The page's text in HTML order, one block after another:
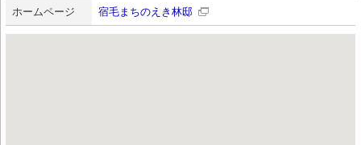
ホームページ 宿毛まちのえき林邸